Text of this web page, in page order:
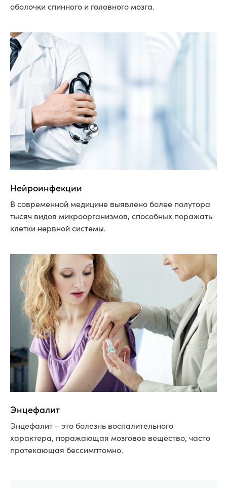
оболочки спинного и головного мозга.
Нейроинфекции
В современной медицине выявлено более полутора
тысяч видов микроорганизмов, способных поражать
клетки нервной системы.
Энцефалит
Энцефалит – это болезнь воспалительного
характера, поражающая мозговое вещество, часто
протекающая бессимптомно.